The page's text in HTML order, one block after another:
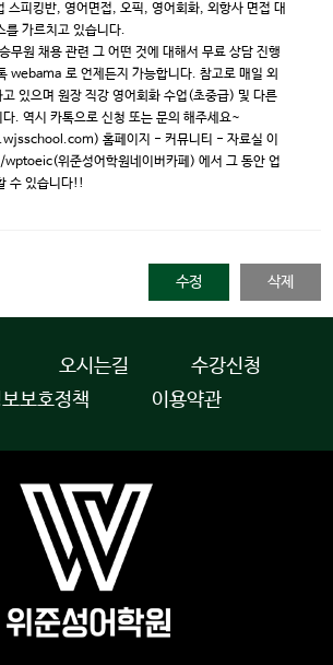
스피킹반, 영어면접, 오픽, 영어회화, 외항사 면접 대
를 가르치고 있습니다.
무원 채용 관련 그 어떤 것에 대해서 무료 상담 진행
webama 로 언제든지 가능합니다. 참고로 매일 외
있으며 원장 직강 영어회화 수업(초중급) 및 다른
. 역시 카톡으로 신청 또는 문의 해주세요~
) 홈페이지 - 커뮤니티 - 자료실 이
위준성어학원네이버카페) 에서 그 동안 업
수 있습니다!!
삭제
수정
오시는길
수강신청
보호정책
이용약관